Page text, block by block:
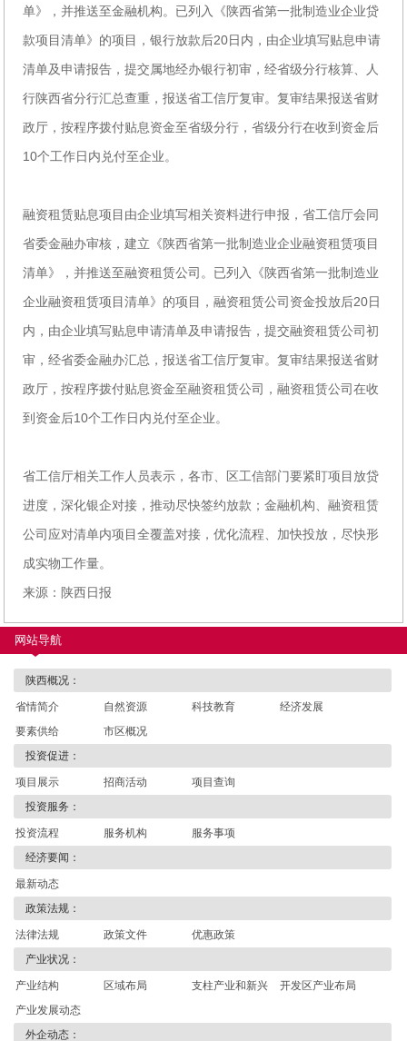
单》，并推送至金融机构。已列入《陕西省第一批制造业企业贷
款项目清单》的项目，银行放款后20日内，由企业填写贴息申请
清单及申请报告，提交属地经办银行初审，经省级分行核算、人
行陕西省分行汇总查重，报送省工信厅复审。复审结果报送省财
政厅，按程序拨付贴息资金至省级分行，省级分行在收到资金后
10个工作日内兑付至企业。
融资租赁贴息项目由企业填写相关资料进行申报，省工信厅会同
省委金融办审核，建立《陕西省第一批制造业企业融资租赁项目
清单》，并推送至融资租赁公司。已列入《陕西省第一批制造业
企业融资租赁项目清单》的项目，融资租赁公司资金投放后20日
内，由企业填写贴息申请清单及申请报告，提交融资租赁公司初
审，经省委金融办汇总，报送省工信厅复审。复审结果报送省财
政厅，按程序拨付贴息资金至融资租赁公司，融资租赁公司在收
到资金后10个工作日内兑付至企业。
省工信厅相关工作人员表示，各市、区工信部门要紧盯项目放贷
进度，深化银企对接，推动尽快签约放款；金融机构、融资租赁
公司应对清单内项目全覆盖对接，优化流程、加快投放，尽快形
成实物工作量。
来源：陕西日报
网站导航
陕西概况：
省情简介 自然资源 科技教育
经济发展
要素供给
市区概况
投资促进：
项目展示 招商活动
项目查询
投资服务：
投资流程 服务机构
服务事项
经济要闻：
最新动态
政策法规：
法律法规 政策文件
优惠政策
产业状况：
产业结构 区域布局
支柱产业和新兴
开发区产业布局
产业发展动态
外企动态：